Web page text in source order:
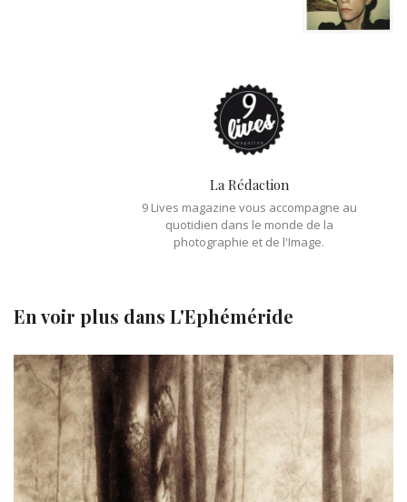
La Rédaction
9 Lives magazine vous accompagne au
quotidien dans le monde de la
photographie et de l'Image.
En voir plus dans L'Ephéméride